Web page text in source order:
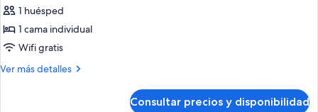
Habitación
doble
de
individual,
1 huésped
1 cama individual
Wifi gratis
Ver más detalles
Más
Consultar precios y disponibilidad